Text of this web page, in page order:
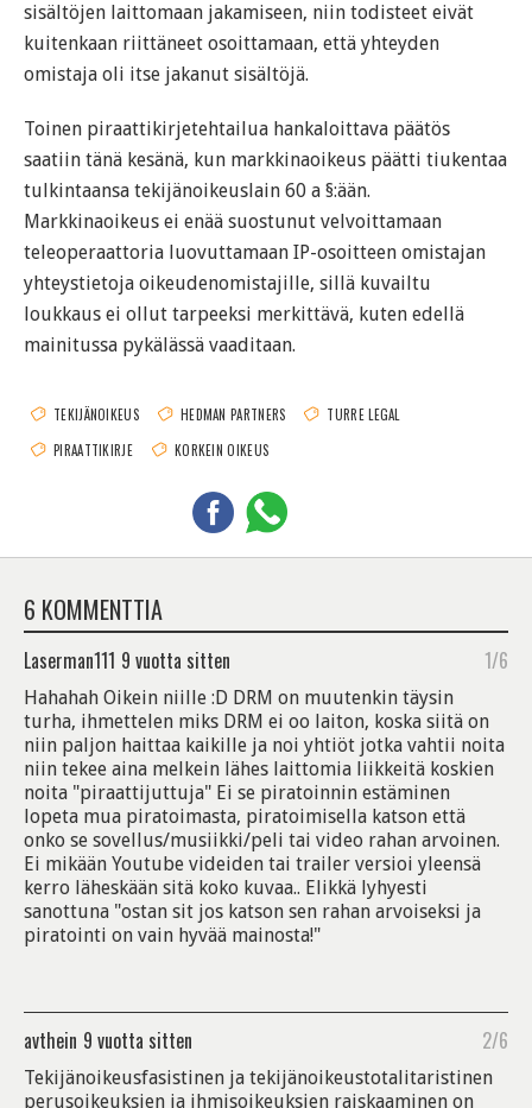
sisältöjen laittomaan jakamiseen, niin todisteet eivät
kuitenkaan riittäneet osoittamaan, että yhteyden
omistaja oli itse jakanut sisältöjä.
Toinen piraattikirjetehtailua hankaloittava päätös
saatiin tänä kesänä, kun markkinaoikeus päätti tiukentaa
tulkintaansa tekijänoikeuslain 60 a §:ään.
Markkinaoikeus ei enää suostunut velvoittamaan
teleoperaattoria luovuttamaan IP-osoitteen omistajan
yhteystietoja oikeudenomistajille, sillä kuvailtu
loukkaus ei ollut tarpeeksi merkittävä, kuten edellä
mainitussa pykälässä vaaditaan.
TEKIJÄNOIKEUS HEDMAN PARTNERS
TURRE LEGAL
PIRAATTIKIRJE
KORKEIN OIKEUS
6 KOMMENTTIA
Laserman111 9 vuotta sitten 1/6
Hahahah Oikein niille :D DRM on muutenkin täysin
turha, ihmettelen miks DRM ei oo laiton, koska siitä on
niin paljon haittaa kaikille ja noi yhtiöt jotka vahtii noita
niin tekee aina melkein lähes laittomia liikkeitä koskien
noita "piraattijuttuja" Ei se piratoinnin estäminen
lopeta mua piratoimasta, piratoimisella katson että
onko se sovellus/musiikki/peli tai video rahan arvoinen.
Ei mikään Youtube videiden tai trailer versioi yleensä
kerro läheskään sitä koko kuvaa.. Elikkä lyhyesti
sanottuna "ostan sit jos katson sen rahan arvoiseksi ja
piratointi on vain hyvää mainosta!"
avthein 9 vuotta sitten 2/6
Tekijänoikeusfasistinen ja tekijänoikeustotalitaristinen
perusoikeuksien ja ihmisoikeuksien raiskaaminen on